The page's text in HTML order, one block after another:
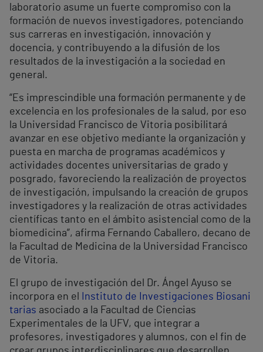
laboratorio asume un fuerte compromiso con la
formación de nuevos investigadores, potenciando
sus carreras en investigación, innovación y
docencia, y contribuyendo a la difusión de los
resultados de la investigación a la sociedad en
general.
“Es imprescindible una formación permanente y de
excelencia en los profesionales de la salud, por eso
la Universidad Francisco de Vitoria posibilitará
avanzar en ese objetivo mediante la organización y
puesta en marcha de programas académicos y
actividades docentes universitarias de grado y
posgrado, favoreciendo la realización de proyectos
de investigación, impulsando la creación de grupos
investigadores y la realización de otras actividades
científicas tanto en el ámbito asistencial como de la
biomedicina”, afirma Fernando Caballero, decano de
la Facultad de Medicina de la Universidad Francisco
de Vitoria.
El grupo de investigación del Dr. Ángel Ayuso se
incorpora en el
Instituto de Investigaciones Biosani
tarias asociado a la Facultad de Ciencias
Experimentales de la UFV, que integrar a
profesores, investigadores y alumnos, con el fin de